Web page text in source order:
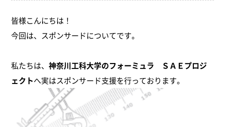
皆様こんにちは！
今回は、スポンサードについてです。
私たちは、神奈川工科大学のフォーミュラ ＳＡＥプロジ
ェクトへ実はスポンサード支援を行っております。
高周波焼入れ（11）
ソルト焼入れ（8）
窒化処理（1）
ショットブラスト（1）